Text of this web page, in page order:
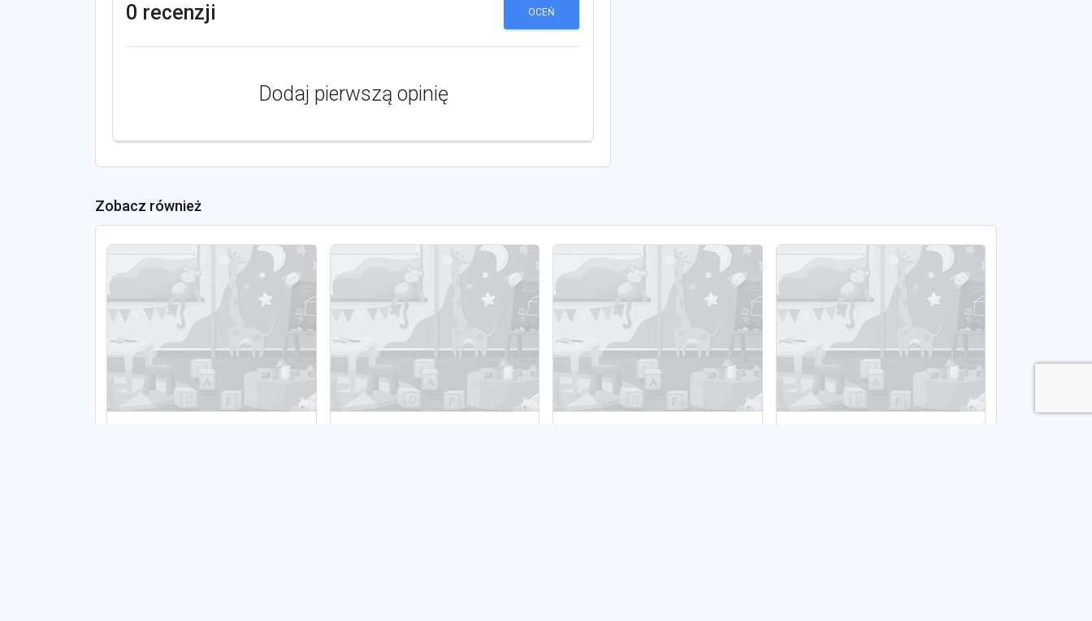
0 recenzji OCEŃ
Dodaj pierwszą opinię
Zobacz również